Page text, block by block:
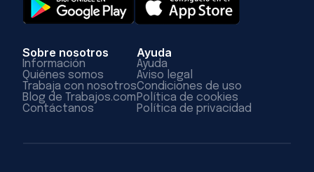
Sobre nosotros
Información
Quiénes somos
Trabaja con nosotros
Blog de Trabajos.com
Contáctanos
Ayuda
Ayuda
Aviso legal
Condiciones de uso
Política de cookies
Política de privacidad